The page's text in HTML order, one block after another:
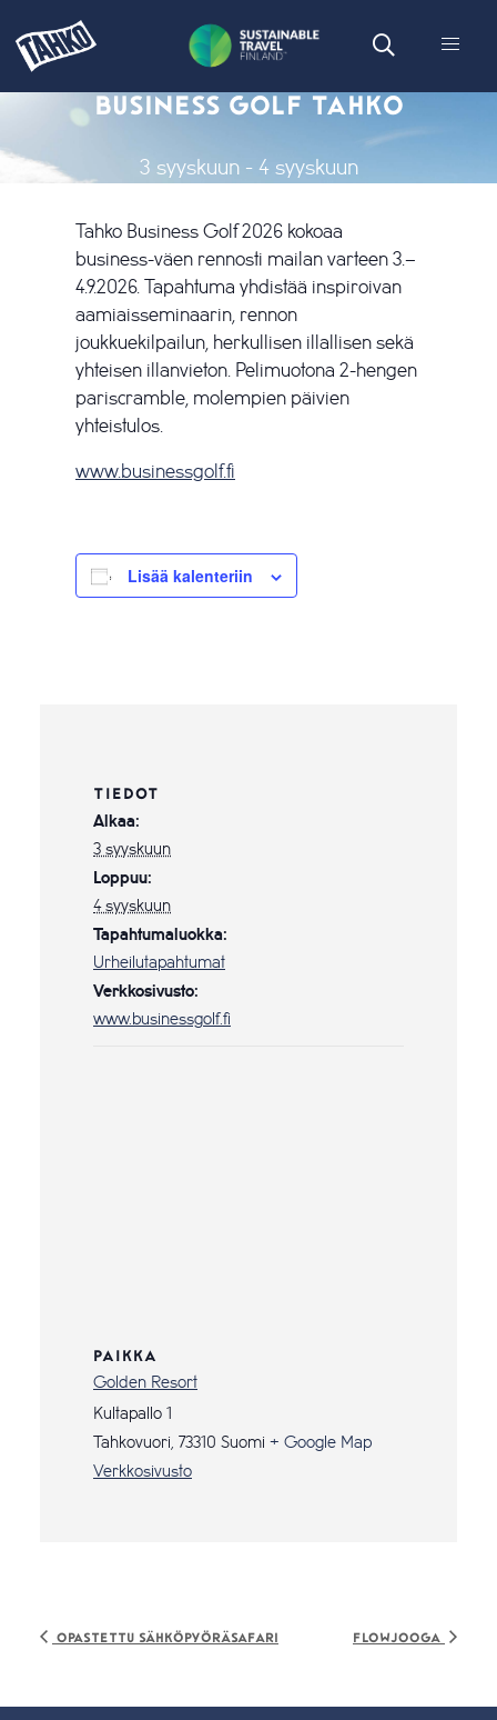
BUSINESS GOLF TAHKO
3 syyskuun- 4 syyskuun
Tahko Business Golf 2026 kokoaa
business-väen rennosti mailan varteen 3.–
4.9.2026. Tapahtuma yhdistää inspiroivan
aamiaisseminaarin, rennon
joukkuekilpailun, herkullisen illallisen sekä
yhteisen illanvieton. Pelimuotona 2-hengen
pariscramble, molempien päivien
yhteistulos.
www.businessgolf.fi
Lisää kalenteriin
TIEDOT
Alkaa:
3 syyskuun
Loppuu:
4 syyskuun
Tapahtumaluokka:
Urheilutapahtumat
Verkkosivusto:
www.businessgolf.fi
PAIKKA
Golden Resort
Kultapallo 1
Tahkovuori
73310 Suomi + Google Map
Verkkosivusto
Opastettu sähköpyöräsafari Flowjooga